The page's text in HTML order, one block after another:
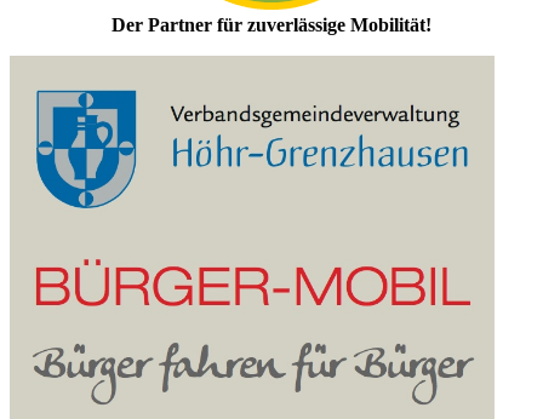
Der Partner für zuverlässige Mobilität!